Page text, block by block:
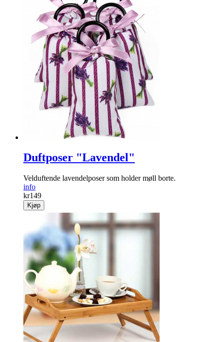
Duftposer "Lavendel"
Velduftende lavendelposer som holder møll borte.
info
kr149
Kjøp